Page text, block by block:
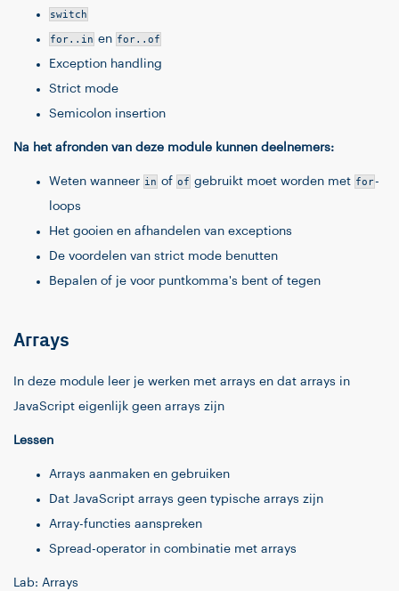
switch
for..in en for..of
Exception handling
Strict mode
Semicolon insertion
Na het afronden van deze module kunnen deelnemers:
Weten wanneer in of of gebruikt moet worden met for-
loops
Het gooien en afhandelen van exceptions
De voordelen van strict mode benutten
Bepalen of je voor puntkomma's bent of tegen
Arrays
In deze module leer je werken met arrays en dat arrays in
JavaScript eigenlijk geen arrays zijn
Lessen
Arrays aanmaken en gebruiken
Dat JavaScript arrays geen typische arrays zijn
Array-functies aanspreken
Spread-operator in combinatie met arrays
Lab: Arrays